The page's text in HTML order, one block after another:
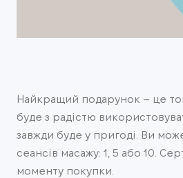
Найкращий подарунок – це
буде з радістю
завжди буде у пригоді. Ви
сеансів масажу: 1, 5 або 10.
моменту покупки.